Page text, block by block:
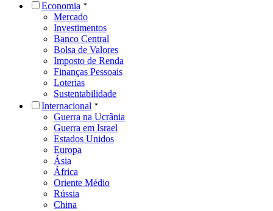
Economia
Mercado
Investimentos
Banco Central
Bolsa de Valores
Imposto de Renda
Finanças Pessoais
Loterias
Sustentabilidade
Internacional
Guerra na Ucrânia
Guerra em Israel
Estados Unidos
Europa
Ásia
África
Oriente Médio
Rússia
China